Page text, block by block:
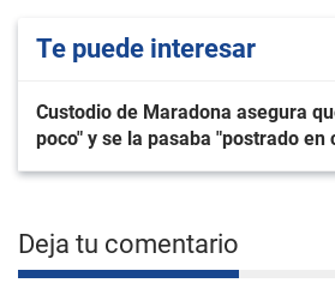
Te puede interesar
Custodio de Maradona asegura
poco" y se la pasaba "postrado en
Deja tu comentario